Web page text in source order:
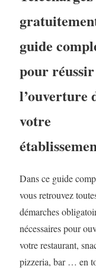
guide
pour réussir
l’ouverture
votre
Dans ce guide
vous retrouvez
démarches
nécessaires pour
votre restaurant,
pizzeria, bar … en